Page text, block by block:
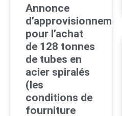
Annonce
d’approvisionnement
pour l’achat
de 128 tonnes
de tubes en
acier spiralés
(les
conditions de
fourniture